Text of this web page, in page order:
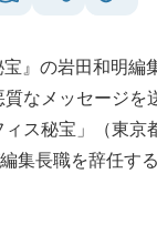
』の岩田和明編
なメッセージを
ス秘宝」（東京
集長職を辞任す